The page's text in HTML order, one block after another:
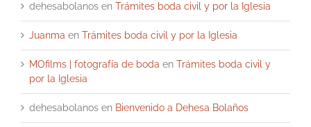
dehesabolanos en Trámites boda civil y por la Iglesia
Juanma en Trámites boda civil y por la Iglesia
MOfilms | fotografía de boda en Trámites boda civil y
por la Iglesia
dehesabolanos en Bienvenido a Dehesa Bolaños